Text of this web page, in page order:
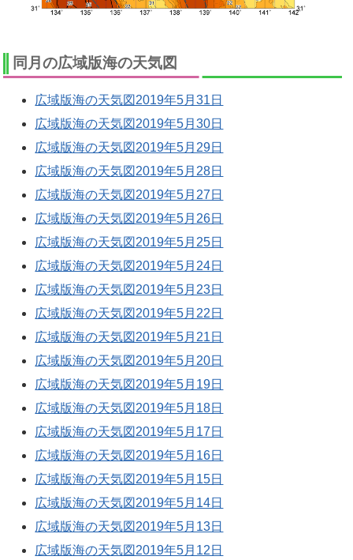
同月の広域版海の天気図
広域版海の天気図2019年5月31日
広域版海の天気図2019年5月30日
広域版海の天気図2019年5月29日
広域版海の天気図2019年5月28日
広域版海の天気図2019年5月27日
広域版海の天気図2019年5月26日
広域版海の天気図2019年5月25日
広域版海の天気図2019年5月24日
広域版海の天気図2019年5月23日
広域版海の天気図2019年5月22日
広域版海の天気図2019年5月21日
広域版海の天気図2019年5月20日
広域版海の天気図2019年5月19日
広域版海の天気図2019年5月18日
広域版海の天気図2019年5月17日
広域版海の天気図2019年5月16日
広域版海の天気図2019年5月15日
広域版海の天気図2019年5月14日
広域版海の天気図2019年5月13日
広域版海の天気図2019年5月12日